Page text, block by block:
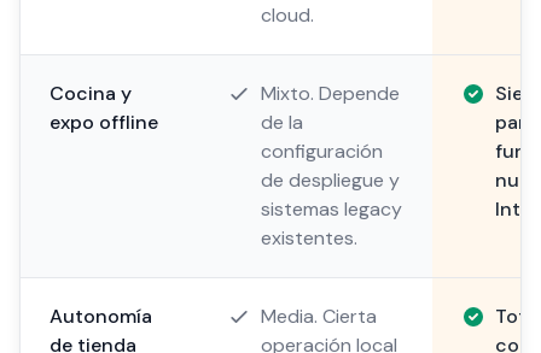
cloud.
Cocina y
expo offline
Mixto. Depende
de la
configuración
de despliegue y
sistemas legacy
existentes.
Autonomía
de tienda
Media. Cierta
operación local